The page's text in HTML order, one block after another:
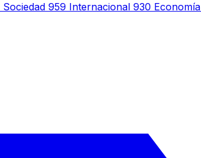
Sociedad 959 Internacional 930 Economía